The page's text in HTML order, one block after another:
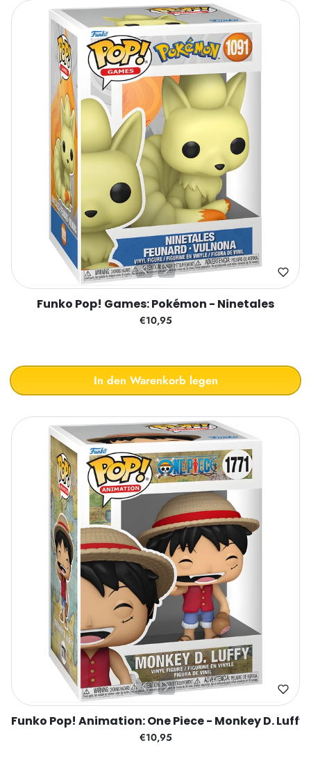
Funko Pop! Games: Pokémon - Ninetales
€10,95
In den Warenkorb legen
Funko Pop! Animation: One Piece - Monkey D. Luffy
€10,95